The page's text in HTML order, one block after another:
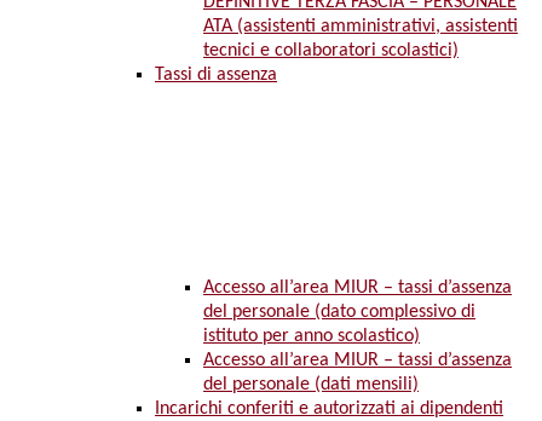
ATA (assistenti amministrativi, assistenti
tecnici e collaboratori scolastici)
Tassi di assenza
Accesso all’area MIUR – tassi d’assenza
del personale (dato complessivo di
istituto per anno scolastico)
Accesso all’area MIUR – tassi d’assenza
del personale (dati mensili)
Incarichi conferiti e autorizzati ai dipendenti